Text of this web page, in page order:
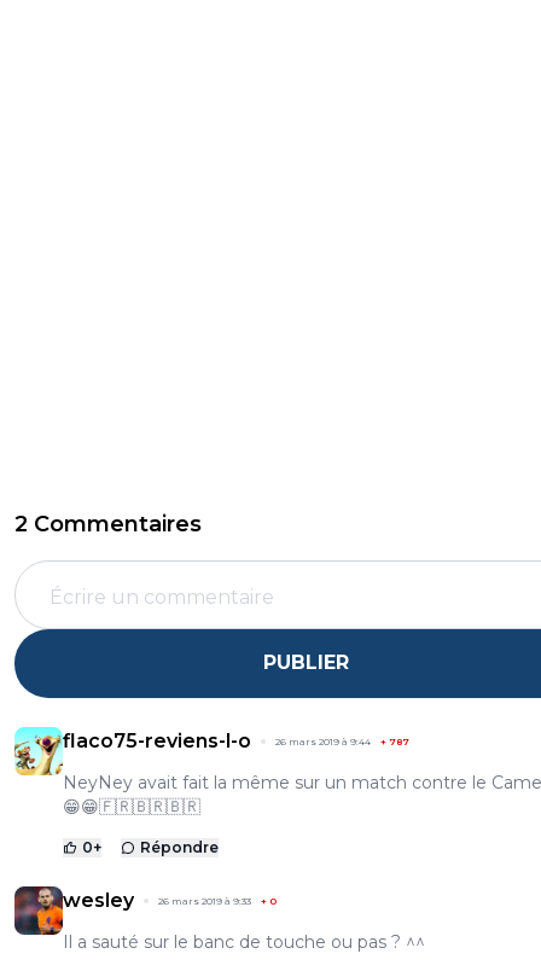
2 Commentaires
PUBLIER
flaco75-reviens-l-o 26 mars 2019 à 9:44 + 787
NeyNey avait fait la même sur un match contre le
😁😁🇫🇷🇧🇷🇧🇷
0+ Répondre
wesley 26 mars 2019 à 9:33 + 0
Il a sauté sur le banc de touche ou pas ? ^^